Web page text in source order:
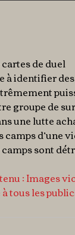
de duel
à identifier des
groupe de
une lutte
d’une
sont
: Images
tous les